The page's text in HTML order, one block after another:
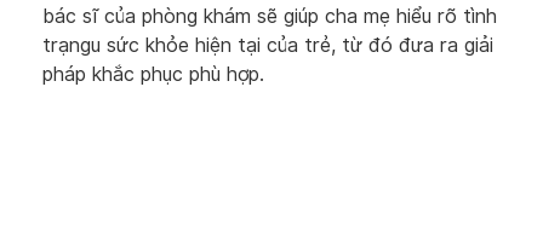
bác sĩ của phòng khám sẽ giúp cha mẹ hiểu rõ tình
trạngu sức khỏe hiện tại của trẻ, từ đó đưa ra giải
pháp khắc phục phù hợp.